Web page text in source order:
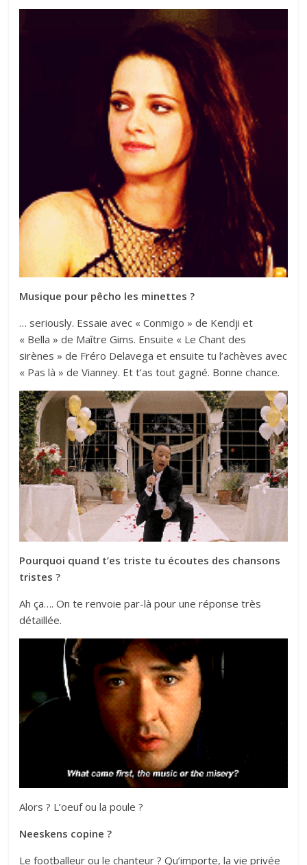
Musique pour pêcho les minettes ?
… seriously. Essaie avec « Conmigo » de Kendji et
« Bella » de Maître Gims. Ensuite « Le Chant des
sirènes » de Fréro Delavega et ensuite tu l’achèves avec
« Pas là » de Vianney. Et t’as tout gagné. Bonne chance.
Pourquoi quand t’es triste tu écoutes des chansons
tristes ?
Ah ça….On te renvoie par-là pour une réponse très
détaillée.
Alors ? L’oeuf ou la poule ?
Neeskens copine ?
Le footballeur ou le chanteur ? Qu’importe, la vie privée